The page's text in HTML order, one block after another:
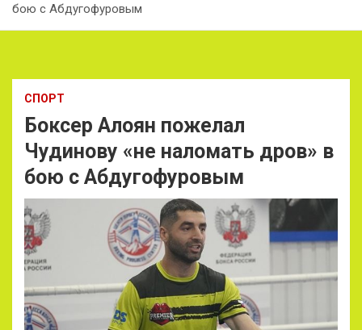
бою с Абдугофуровым
СПОРТ
Боксер Алоян пожелал
Чудинову «не наломать дров» в
бою с Абдугофуровым